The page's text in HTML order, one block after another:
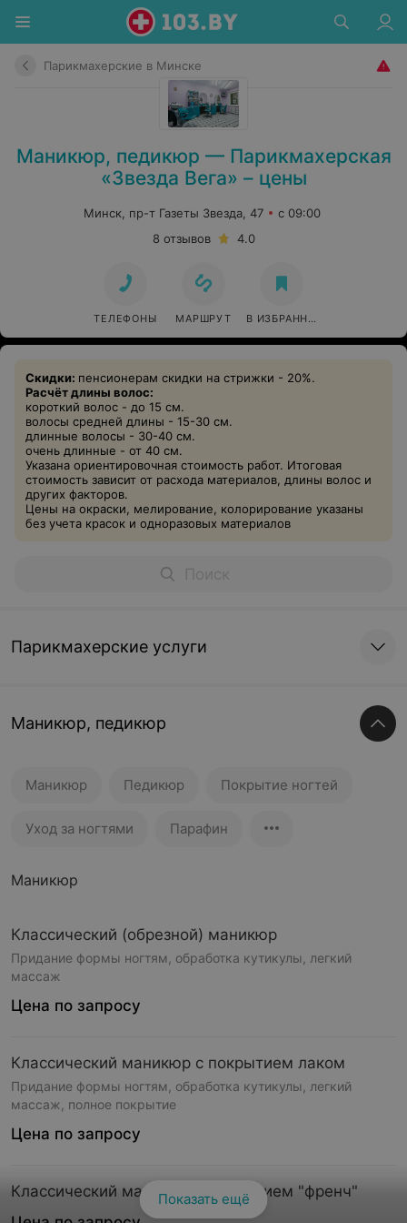
Парикмахерские в Минске
Маникюр, педикюр — Парикмахерская
«Звезда Вега» – цены
Минск, пр-т Газеты Звезда, 47
с 09:00
8 отзывов
4.0
ТЕЛЕФОНЫ МАРШРУТ В ИЗБРАННОЕ
Скидки: пенсионерам скидки на стрижки - 20%.
Расчёт длины волос:
короткий волос - до 15 см.
волосы средней длины - 15-30 см.
длинные волосы - 30-40 см.
очень длинные - от 40 см.
Указана ориентировочная стоимость работ. Итоговая
стоимость зависит от расхода материалов, длины волос и
других факторов.
Цены на окраски, мелирование, колорирование указаны
без учета красок и одноразовых материалов
Парикмахерские услуги
Маникюр, педикюр
Маникюр Педикюр Покрытие ногтей
Уход за ногтями Парафин
Маникюр
Классический (обрезной) маникюр
Придание формы ногтям, обработка кутикулы, легкий
массаж
Цена по запросу
Классический маникюр с покрытием лаком
Придание формы ногтям, обработка кутикулы, легкий
массаж, полное покрытие
Цена по запросу
Классический маникюр с покрытием "френч"
Показать ещё